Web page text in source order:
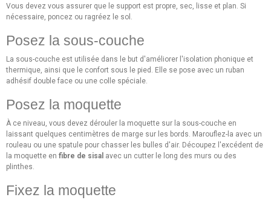
Vous devez vous assurer que le support est propre, sec, lisse et plan. Si
nécessaire, poncez ou ragréez le sol.
Posez la sous-couche
La sous-couche est utilisée dans le but d'améliorer l'isolation phonique et
thermique, ainsi que le confort sous le pied. Elle se pose avec un ruban
adhésif double face ou une colle spéciale.
Posez la moquette
À ce niveau, vous devez dérouler la moquette sur la sous-couche en
laissant quelques centimètres de marge sur les bords. Marouflez-la avec un
rouleau ou une spatule pour chasser les bulles d'air. Découpez l'excédent de
la moquette en fibre de sisal avec un cutter le long des murs ou des
plinthes.
Fixez la moquette